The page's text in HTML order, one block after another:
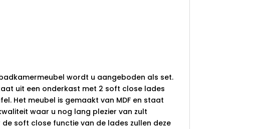
wordt u aangeboden als set.
uit een onderkast met 2 soft close lades
Het meubel is gemaakt van MDF en staat
waar u nog lang plezier van zult
de soft close functie van de lades zullen deze